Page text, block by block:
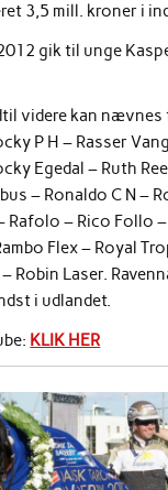
3,5 mill. kroner i
gik til unge
videre kan nævnes
P H – Rasser
Egedal – Ruth
– Ronaldo C N –
Rafolo – Rico Follo
Flex – Royal
Robin Laser.
i udlandet.
KLIK HER